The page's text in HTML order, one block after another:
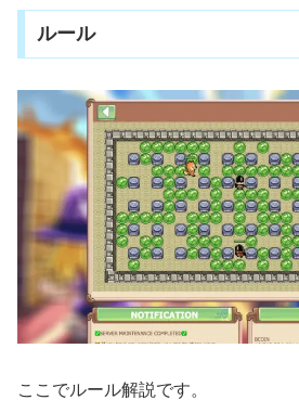
ルール
ここでルール解説です。